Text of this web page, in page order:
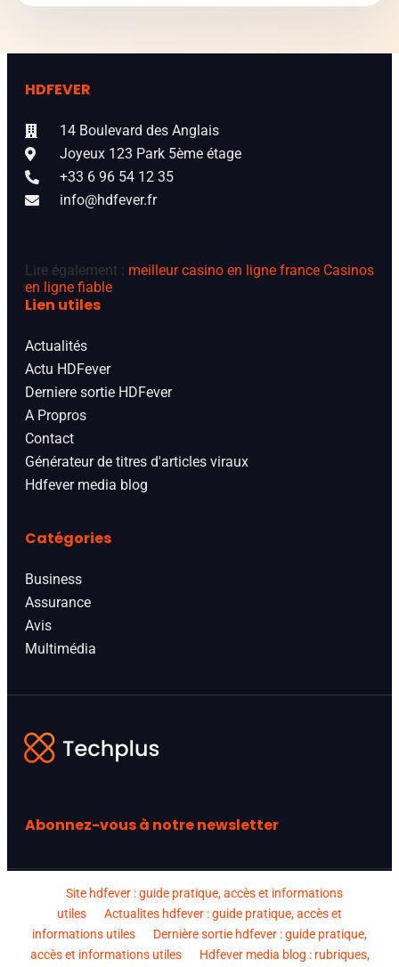
HDFEVER
14 Boulevard des Anglais
Joyeux 123 Park 5ème étage
+33 6 96 54 12 35
info@hdfever.fr
Lire également : meilleur casino en ligne france Casinos
en ligne fiable
Lien utiles
Actualités
Actu HDFever
Derniere sortie HDFever
A Propros
Contact
Générateur de titres d'articles viraux
Hdfever media blog
Catégories
Business
Assurance
Avis
Multimédia
Abonnez-vous à notre newsletter
Site hdfever : guide pratique, accès et informations
utiles
Actualites hdfever : guide pratique, accès et
informations utiles
Dernière sortie hdfever : guide pratique,
accès et informations utiles
Hdfever media blog : rubriques,